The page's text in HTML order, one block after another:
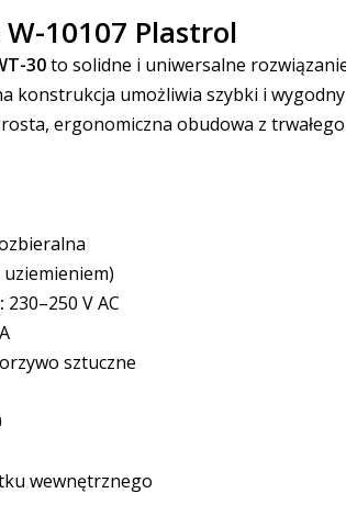
10107 Plastrol
30to solidne i uniwersalne
konstrukcja umożliwia szybki i
ergonomiczna obudowa z
uziemieniem)
230–250 V AC
sztuczne
wewnętrznego